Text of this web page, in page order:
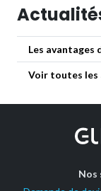
Les avantages
Voir toutes les
Nos